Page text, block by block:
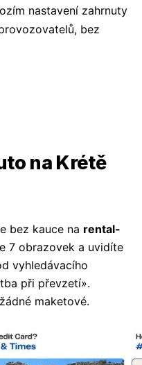
nastavení zahrnuty
bez
na Krétě
bez kauce na rental-
7 obrazovek a uvidíte
vyhledávacího
při převzetí».
maketové.